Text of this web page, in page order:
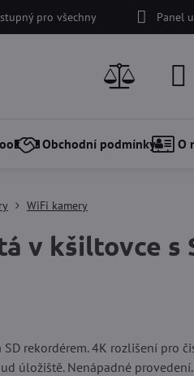
pro všechny Panel
Obchodní podmínky O
WiFi kamery
v kšiltovce s
rekordérem. 4K rozlišení pro
úložiště. Nenápadné provedení.